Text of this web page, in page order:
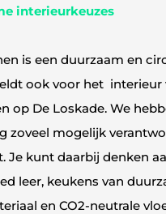
interieurkeuzes
is een duurzaam en
ook voor het interieur
op De Loskade. We
zoveel mogelijk
Je kunt daarbij denken
leer, keukens van
en CO2-neutrale